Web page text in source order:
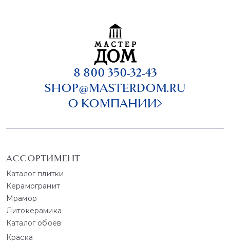
8 800 350-32-43
SHOP@MASTERDOM.RU
О КОМПАНИИ
АССОРТИМЕНТ
Каталог плитки
Керамогранит
Мрамор
Литокерамика
Каталог обоев
Краска